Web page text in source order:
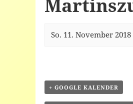
So. 11. November 2018
+ GOOGLE KALENDER